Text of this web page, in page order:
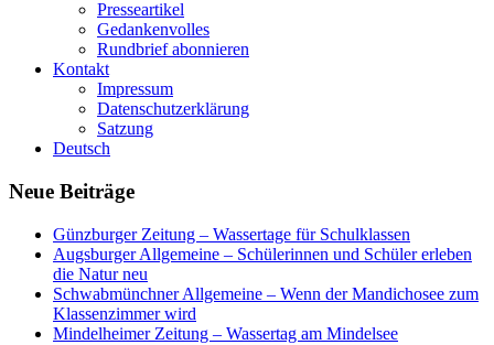
Presseartikel
Gedankenvolles
Rundbrief abonnieren
Kontakt
Impressum
Datenschutzerklärung
Satzung
Deutsch
Neue Beiträge
Günzburger Zeitung – Wassertage für Schulklassen
Augsburger Allgemeine – Schülerinnen und Schüler erleben
die Natur neu
Schwabmünchner Allgemeine – Wenn der Mandichosee zum
Klassenzimmer wird
Mindelheimer Zeitung – Wassertag am Mindelsee